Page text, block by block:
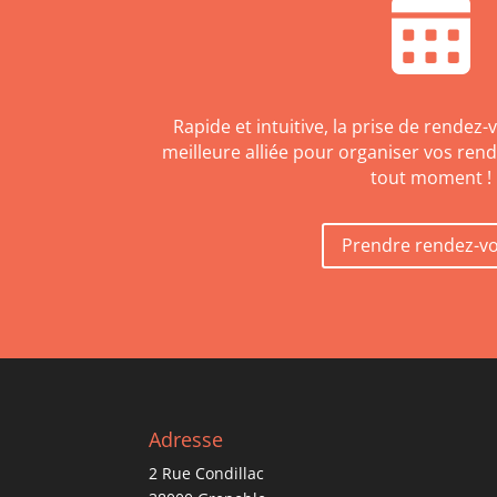
Rapide et intuitive, la prise de
meilleure alliée pour organiser vos
tout moment !
Prendre rendez-
Adresse
2 Rue Condillac